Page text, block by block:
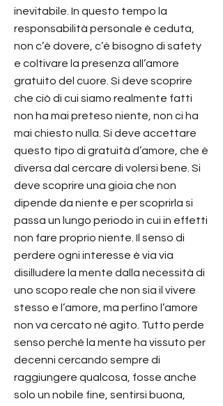
inevitabile. In questo tempo la
responsabilità personale è ceduta,
non c’è dovere, c’è bisogno di safety
e coltivare la presenza all’amore
gratuito del cuore. Si deve scoprire
che ciò di cui siamo realmente fatti
non ha mai preteso niente, non ci ha
mai chiesto nulla. Si deve accettare
questo tipo di gratuità d’amore, che è
diversa dal cercare di volersi bene. Si
deve scoprire una gioia che non
dipende da niente e per scoprirla si
passa un lungo periodo in cui in effetti
non fare proprio niente. Il senso di
perdere ogni interesse è via via
disilludere la mente dalla necessità di
uno scopo reale che non sia il vivere
stesso e l’amore, ma perfino l’amore
non va cercato né agito. Tutto perde
senso perché la mente ha vissuto per
decenni cercando sempre di
raggiungere qualcosa, fosse anche
solo un nobile fine, sentirsi buona,